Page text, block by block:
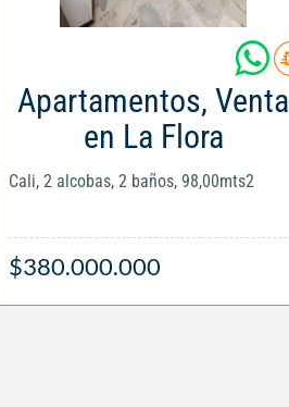
Apartamentos, Venta
en La Flora
Cali, 2 alcobas, 2 baños, 98,00mts2
$380.000.000